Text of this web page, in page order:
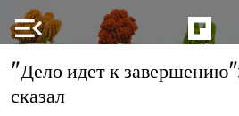
menu_open
"Дело идет к
сказал